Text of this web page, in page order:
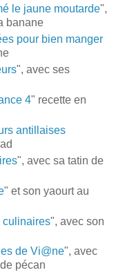
le jaune moutarde",
banane
pour bien manger
", avec ses
4" recette en
antillaises
", avec sa tatin de
" et son yaourt au
culinaires", avec son
de Vi@ne", avec
pécan